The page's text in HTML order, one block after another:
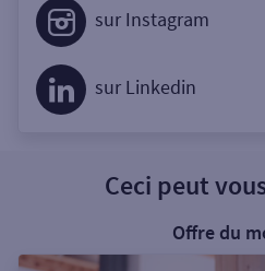
sur Instagram
sur Linkedin
Ceci peut
Offre du